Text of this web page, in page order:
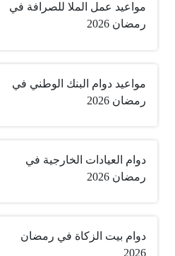
مواعيد عمل الملا للصرافة في
رمضان 2026
مواعيد دوام البنك الوطني في
رمضان 2026
دوام العيادات الخارجية في
رمضان 2026
دوام بيت الزكاة في رمضان
2026